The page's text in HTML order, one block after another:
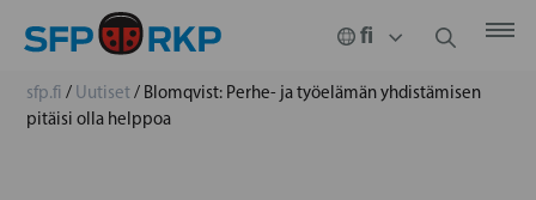
sfp.fi / Uutiset/ Blomqvist: Perhe- ja työelämän yhdistämisen
pitäisi olla helppoa